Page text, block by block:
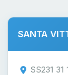
SANTA
SS231